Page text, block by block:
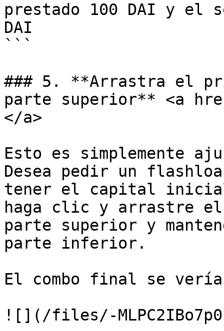
prestado 100 DAI y el
DAI
```
### 5. **Arrastra el
parte superior** <a
</a>
Esto es simplemente
Desea pedir un
tener el capital inicial.
haga clic y arrastre el
parte superior y
parte inferior.
El combo final se
![](/files/-MLPC2IBo7p0-